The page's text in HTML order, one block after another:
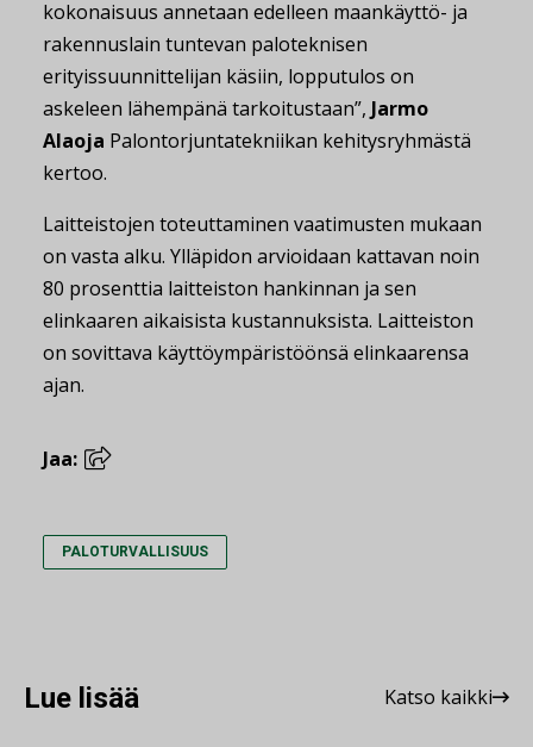
kokonaisuus annetaan edelleen maankäyttö- ja
rakennuslain tuntevan paloteknisen
erityissuunnittelijan käsiin, lopputulos on
askeleen lähempänä tarkoitustaan”, Jarmo
Alaoja Palontorjuntatekniikan kehitysryhmästä
kertoo.
Laitteistojen toteuttaminen vaatimusten mukaan
on vasta alku. Ylläpidon arvioidaan kattavan noin
80 prosenttia laitteiston hankinnan ja sen
elinkaaren aikaisista kustannuksista. Laitteiston
on sovittava käyttöympäristöönsä elinkaarensa
ajan.
Jaa:
PALOTURVALLISUUS
Lue lisää Katso kaikki